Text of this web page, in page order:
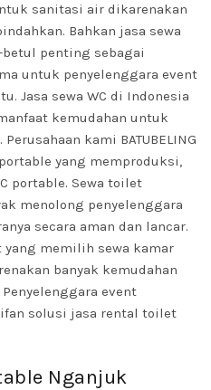
sanitasi air dikarenakan
Bahkan jasa sewa
penting sebagai
untuk penyelenggara event
Jasa sewa WC di Indonesia
kemudahan untuk
kami BATUBELING
yang memproduksi,
portable. Sewa toilet
menolong penyelenggara
secara aman dan lancar.
yang memilih sewa kamar
banyak kemudahan
event
solusi jasa rental toilet
Nganjuk